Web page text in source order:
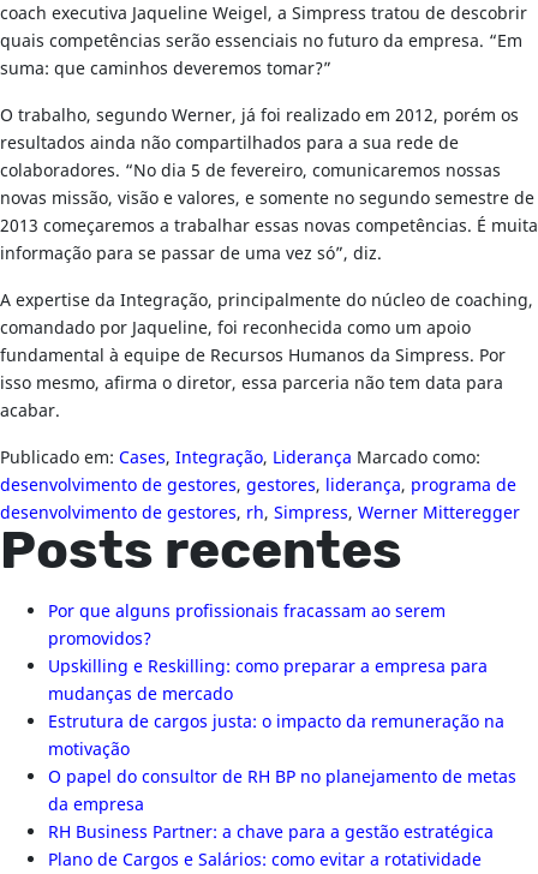
coach executiva Jaqueline Weigel, a Simpress tratou de descobrir
quais competências serão essenciais no futuro da empresa. “Em
suma: que caminhos deveremos tomar?”
O trabalho, segundo Werner, já foi realizado em 2012, porém os
resultados ainda não compartilhados para a sua rede de
colaboradores. “No dia 5 de fevereiro, comunicaremos nossas
novas missão, visão e valores, e somente no segundo semestre de
2013 começaremos a trabalhar essas novas competências. É muita
informação para se passar de uma vez só”, diz.
A expertise da Integração, principalmente do núcleo de coaching,
comandado por Jaqueline, foi reconhecida como um apoio
fundamental à equipe de Recursos Humanos da Simpress. Por
isso mesmo, afirma o diretor, essa parceria não tem data para
acabar.
Publicado em: Cases, Integração, Liderança Marcado como:
desenvolvimento de gestores, gestores, liderança, programa de
desenvolvimento de gestores, rh, Simpress, Werner Mitteregger
Posts recentes
Por que alguns profissionais fracassam ao serem
promovidos?
Upskilling e Reskilling: como preparar a empresa para
mudanças de mercado
Estrutura de cargos justa: o impacto da remuneração na
motivação
O papel do consultor de RH BP no planejamento de metas
da empresa
RH Business Partner: a chave para a gestão estratégica
Plano de Cargos e Salários: como evitar a rotatividade